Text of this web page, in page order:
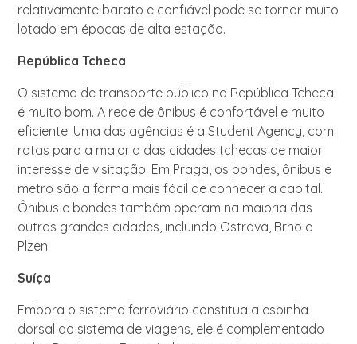
relativamente barato e confiável pode se tornar muito
lotado em épocas de alta estação.
República Tcheca
O sistema de transporte público na República Tcheca
é muito bom. A rede de ônibus é confortável e muito
eficiente. Uma das agências é a Student Agency, com
rotas para a maioria das cidades tchecas de maior
interesse de visitação. Em Praga, os bondes, ônibus e
metro são a forma mais fácil de conhecer a capital.
Ônibus e bondes também operam na maioria das
outras grandes cidades, incluindo Ostrava, Brno e
Plzen.
Suíça
Embora o sistema ferroviário constitua a espinha
dorsal do sistema de viagens, ele é complementado